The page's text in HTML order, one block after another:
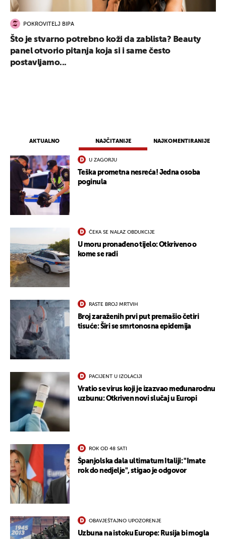
AKTUALNO NAJČITANIJE NAJKOMENTIRANIJE
U ZAGORJU
Teška prometna nesreća! Jedna osoba
poginula
ČEKA SE NALAZ OBDUKCIJE
U moru pronađeno tijelo: Otkriveno o
kome se radi
RASTE BROJ MRTVIH
Broj zaraženih prvi put premašio četiri
tisuće: Širi se smrtonosna epidemija
PACIJENT U IZOLACIJI
Vratio se virus koji je izazvao međunarodnu
uzbunu: Otkriven novi slučaj u Europi
ROK OD 48 SATI
Španjolska dala ultimatum Italiji: "Imate
rok do nedjelje", stigao je odgovor
OBAVJEŠTAJNO UPOZORENJE
Uzbuna na istoku Europe: Rusija bi mogla
POKROVITELJ BIPA
Što je stvarno potrebno koži da zablista? Beauty
panel otvorio pitanja koja si i same često
postavljamo...